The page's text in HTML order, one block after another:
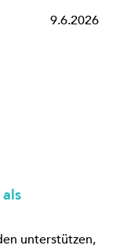
9.6.2026
unterstützen,